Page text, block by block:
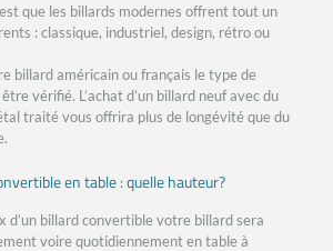
que les billards modernes offrent tout un
: classique, industriel, design, rétro ou
billard américain ou français le type de
vérifié. L’achat d’un billard neuf avec du
traité vous offrira plus de longévité que du
en table : quelle hauteur?
d’un billard convertible votre billard sera
voire quotidiennement en table à